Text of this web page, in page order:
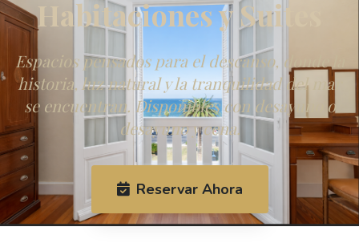
Habitaciones y Suites
Espacios pensados para el descanso, donde la
historia, luz natural y la tranquilidad del mar
se encuentran. Disponibles con desayuno o
desayuno y cena.
Reservar Ahora